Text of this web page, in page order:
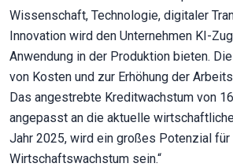
Wissenschaft, Technologie, digitaler
Innovation wird den Unternehmen KI-
Anwendung in der Produktion bieten.
von Kosten und zur Erhöhung der
Das angestrebte Kreditwachstum von
angepasst an die aktuelle
Jahr 2025, wird ein großes Potenzial für
Wirtschaftswachstum sein.“